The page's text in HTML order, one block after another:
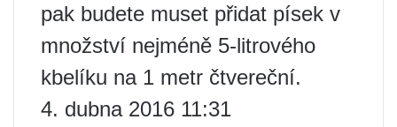
pak budete muset přidat písek v
množství nejméně 5-litrového
kbelíku na 1 metr čtvereční.
4. dubna 2016 11:31